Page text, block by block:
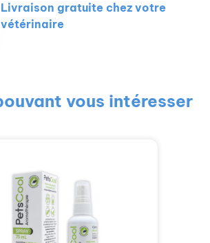
Livraison gratuite chez votre
vétérinaire
vous intéresser